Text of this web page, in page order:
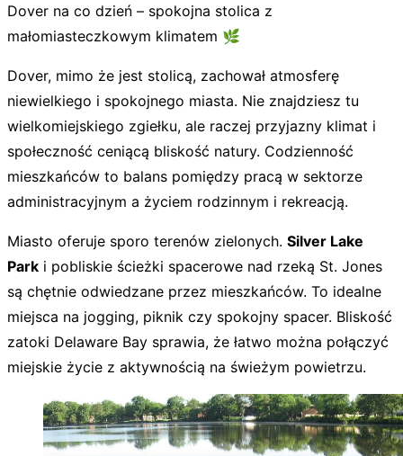
Dover na co dzień – spokojna stolica z
małomiasteczkowym klimatem 🌿
Dover, mimo że jest stolicą, zachował atmosferę
niewielkiego i spokojnego miasta. Nie znajdziesz tu
wielkomiejskiego zgiełku, ale raczej przyjazny klimat i
społeczność ceniącą bliskość natury. Codzienność
mieszkańców to balans pomiędzy pracą w sektorze
administracyjnym a życiem rodzinnym i rekreacją.
Miasto oferuje sporo terenów zielonych. Silver Lake
Park i pobliskie ścieżki spacerowe nad rzeką St. Jones
są chętnie odwiedzane przez mieszkańców. To idealne
miejsca na jogging, piknik czy spokojny spacer. Bliskość
zatoki Delaware Bay sprawia, że łatwo można połączyć
miejskie życie z aktywnością na świeżym powietrzu.